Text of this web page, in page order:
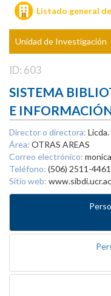
Listado general
Unidad de Investigación
ID: 603
SISTEMA
E
Director o directora:
Área: OTRAS AREAS
Correo electrónico:
Teléfono: (506) 2511-
Sitio web: